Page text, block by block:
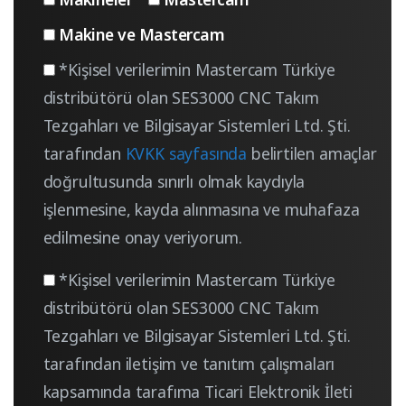
Makine ve Mastercam
*Kişisel verilerimin Mastercam Türkiye
distribütörü olan SES3000 CNC Takım
Tezgahları ve Bilgisayar Sistemleri Ltd. Şti.
tarafından KVKK sayfasında belirtilen amaçlar
doğrultusunda sınırlı olmak kaydıyla
işlenmesine, kayda alınmasına ve muhafaza
edilmesine onay veriyorum.
*Kişisel verilerimin Mastercam Türkiye
distribütörü olan SES3000 CNC Takım
Tezgahları ve Bilgisayar Sistemleri Ltd. Şti.
tarafından iletişim ve tanıtım çalışmaları
kapsamında tarafıma Ticari Elektronik İleti